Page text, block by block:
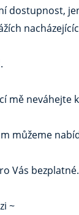
dostupnost,
mě neváhejte
můžeme
Vás bezplatné.
~